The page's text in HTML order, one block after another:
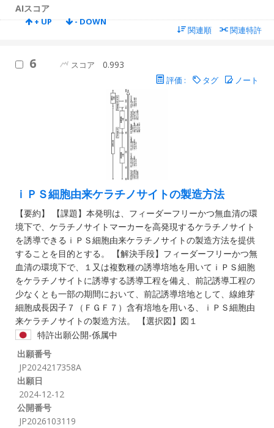
AIスコア
+ UP - DOWN
関連順 関連特許
6 スコア 0.993
評価 : タグ ノート
ｉＰＳ細胞由来ケラチノサイトの製造方法
【要約】 【課題】本発明は、フィーダーフリーかつ無血清の環
境下で、ケラチノサイトマーカーを高発現するケラチノサイト
を誘導できるｉＰＳ細胞由来ケラチノサイトの製造方法を提供
することを目的とする。 【解決手段】フィーダーフリーかつ無
血清の環境下で、１又は複数種の誘導培地を用いてｉＰＳ細胞
をケラチノサイトに誘導する誘導工程を備え、前記誘導工程の
少なくとも一部の期間において、前記誘導培地として、線維芽
細胞成長因子７（ＦＧＦ７）含有培地を用いる、ｉＰＳ細胞由
来ケラチノサイトの製造方法。 【選択図】図１
特許出願公開-係属中
出願番号
JP2024217358A
出願日
2024-12-12
公開番号
JP2026103119